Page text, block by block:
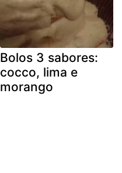
Bolos 3 sabores:
cocco, lima e
morango